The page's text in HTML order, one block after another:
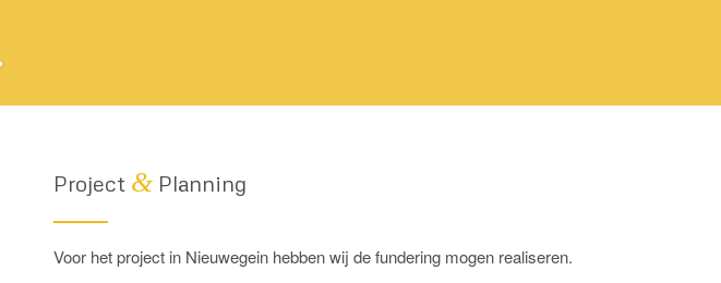
Project & Planning
Voor het project in Nieuwegein hebben wij de fundering mogen realiseren.